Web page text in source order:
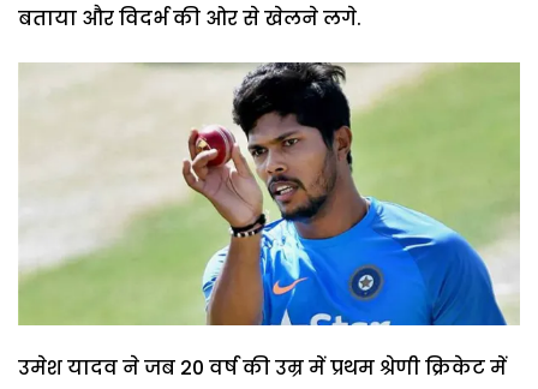
बताया और विदर्भ की ओर से खेलने लगे.
उमेश यादव ने जब 20 वर्ष की उम्र में प्रथम श्रेणी क्रिकेट में